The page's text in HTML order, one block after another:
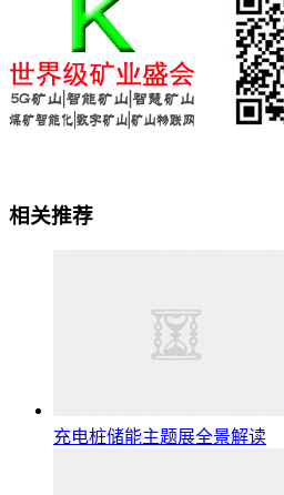
相关推荐
充电桩储能主题展全景解读